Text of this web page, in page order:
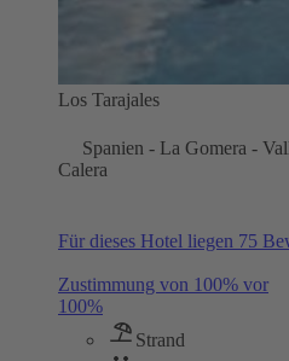
Los Tarajales
Spanien - La Gomera -
Calera
Für dieses Hotel liegen 75
Zustimmung von 100% vor
100%
Strand